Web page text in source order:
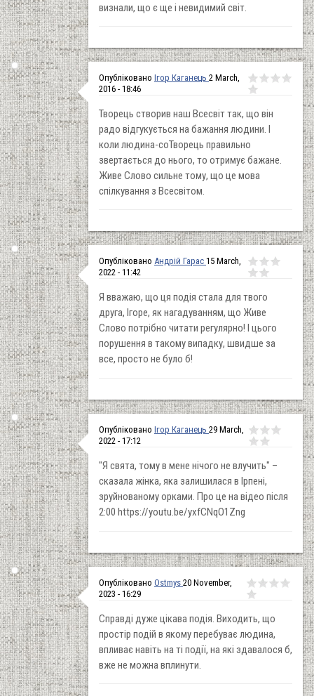
визнали, що є ще і невидимий світ.
Опубліковано Ігор Каганець 2 March,
2016 - 18:46
Творець створив наш Всесвіт так, що він
радо відгукується на бажання людини. І
коли людина-соТворець правильно
звертається до нього, то отримує бажане.
Живе Слово сильне тому, що це мова
спілкування з Всесвітом.
Опубліковано Андрій Гарас 15 March,
2022 - 11:42
Я вважаю, що ця подія стала для твого
друга, Ігоре, як нагадуванням, що Живе
Слово потрібно читати регулярно! І цього
порушення в такому випадку, швидше за
все, просто не було б!
Опубліковано Ігор Каганець 29 March,
2022 - 17:12
"Я свята, тому в мене нічого не влучить" –
сказала жінка, яка залишилася в Ірпені,
зруйнованому орками. Про це на відео після
2:00 https://youtu.be/yxfCNqO1Zng
Опубліковано Ostmys 20 November,
2023 - 16:29
Справді дуже цікава подія. Виходить, що
простір подій в якому перебуває людина,
впливає навіть на ті події, на які здавалося б,
вже не можна вплинути.